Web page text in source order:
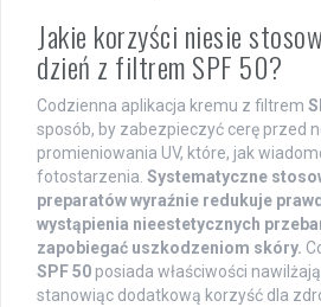
Jakie korzyści niesie
dzień z filtrem SPF 50?
Codzienna aplikacja kremu z filtrem
sposób, by zabezpieczyć cerę przed
promieniowania UV, które, jak
fotostarzenia. Systematyczne
preparatów wyraźnie redukuje
wystąpienia nieestetycznych
zapobiegać uszkodzeniom skóry.
SPF 50 posiada właściwości
stanowiąc dodatkową korzyść dla